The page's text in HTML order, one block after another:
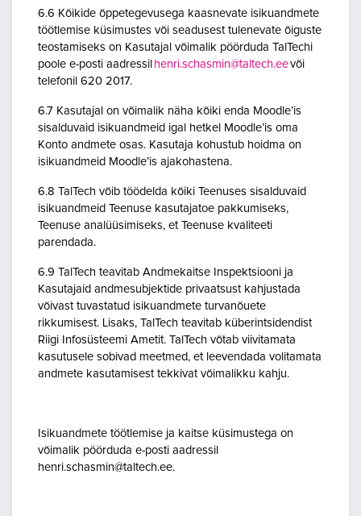
6.6 Kõikide õppetegevusega kaasnevate isikuandmete
töötlemise küsimustes või seadusest tulenevate õiguste
teostamiseks on Kasutajal võimalik pöörduda TalTechi
poole e-posti aadressil henri.schasmin@taltech.eevõi
telefonil 620 2017.
6.7 Kasutajal on võimalik näha kõiki enda Moodle’is
sisalduvaid isikuandmeid igal hetkel Moodle’is oma
Konto andmete osas. Kasutaja kohustub hoidma on
isikuandmeid Moodle’is ajakohastena.
6.8 TalTech võib töödelda kõiki Teenuses sisalduvaid
isikuandmeid Teenuse kasutajatoe pakkumiseks,
Teenuse analüüsimiseks, et Teenuse kvaliteeti
parendada.
6.9 TalTech teavitab Andmekaitse Inspektsiooni ja
Kasutajaid andmesubjektide privaatsust kahjustada
võivast tuvastatud isikuandmete turvanõuete
rikkumisest. Lisaks, TalTech teavitab küberintsidendist
Riigi Infosüsteemi Ametit. TalTech võtab viivitamata
kasutusele sobivad meetmed, et leevendada volitamata
andmete kasutamisest tekkivat võimalikku kahju.
Isikuandmete töötlemise ja kaitse küsimustega on
võimalik pöörduda e-posti aadressil
henri.schasmin@taltech.ee.